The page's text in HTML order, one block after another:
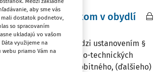
agentom v obydlí
príkazu?
pomer špeciality medzi ustanovením §
je použitie informačno-technických
bez vydania osobitného, (ďalšieho)
aby sme vás
dostatok podnetov,
so spracovaním
ukladajú vo vašom
využijeme na
webu priamo Vám na